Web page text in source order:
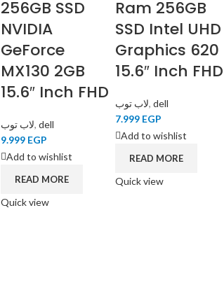
256GB SSD
NVIDIA
GeForce
MX130 2GB
15.6″ Inch FHD
لاب توب, dell
9.999 EGP
Add to wishlist
READ MORE
Quick view
Ram 256GB
SSD Intel UHD
Graphics 620
15.6″ Inch FHD
لاب توب,dell
7.999 EGP
Add to wishlist
READ MORE
Quick view